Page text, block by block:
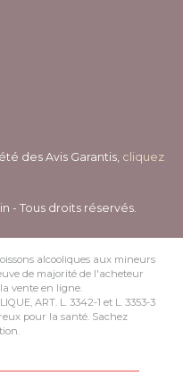
des Avis Garantis, cliquez
- Tous droits réservés.
alcooliques aux mineurs
de majorité de l'acheteur
vente en ligne.
ART. L. 3342-1 et L. 3353-3
pour la santé. Sachez